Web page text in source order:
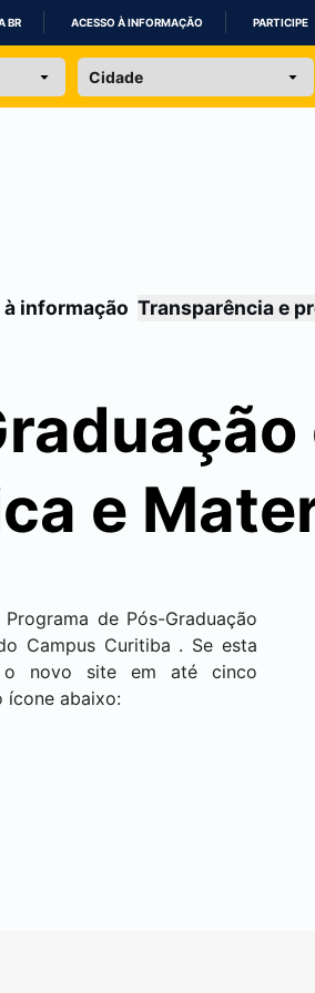
BR ACESSO À INFORMAÇÃO PARTICIPE
informação Transparência e
e
de Pós-Graduação
Campus Curitiba . Se esta
o novo site em até cinco
ícone abaixo: